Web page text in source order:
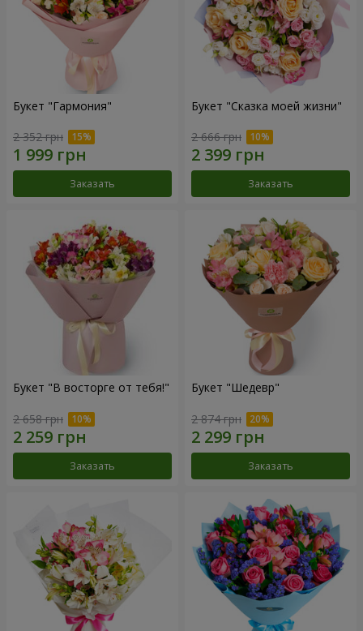
Букет "Гармония"
2 352 грн
Заказать
Букет "Сказка моей жизни"
2 666 грн
Заказать
Букет "В восторге от тебя!"
2 658 грн
Заказать
Букет "Шедевр"
2 874 грн
Заказать